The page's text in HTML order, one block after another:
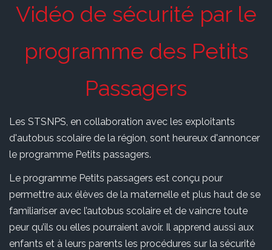
Vidéo de sécurité par le
programme des Petits
Passagers
Les STSNPS, en collaboration avec les exploitants
d'autobus scolaire de la région, sont heureux d'annoncer
le programme Petits passagers.
Le programme Petits passagers est conçu pour
permettre aux élèves de la maternelle et plus haut de se
familiariser avec l’autobus scolaire et de vaincre toute
peur qu’ils ou elles pourraient avoir. Il apprend aussi aux
enfants et à leurs parents les procédures sur la sécurité